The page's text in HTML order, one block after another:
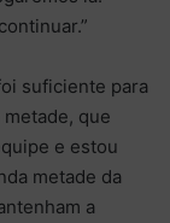
suficiente para
que
e estou
metade da
a